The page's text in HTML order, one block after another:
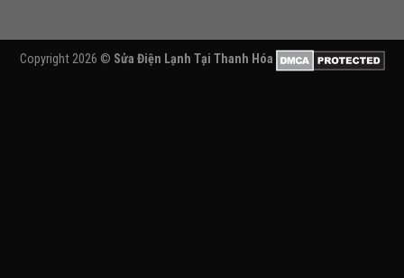
Copyright 2026 © Sửa Điện Lạnh Tại Thanh Hóa